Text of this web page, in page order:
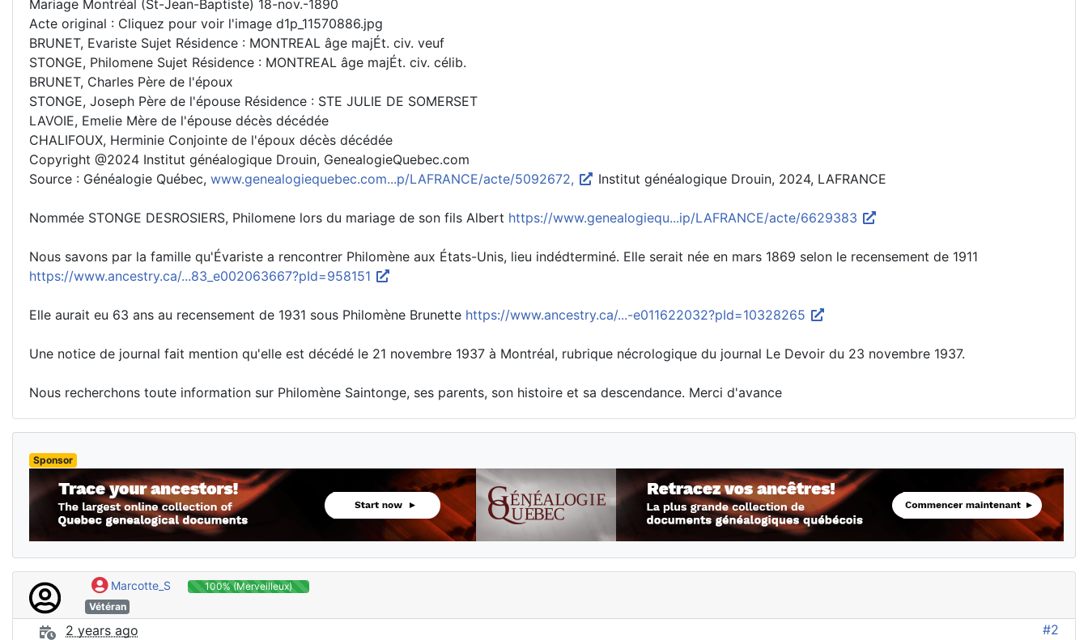
Mariage Montréal (St-Jean-Baptiste) 18-nov.-1890
Acte original : Cliquez pour voir l'image d1p_11570886.jpg
BRUNET, Evariste Sujet Résidence : MONTREAL âge majÉt. civ. veuf
STONGE, Philomene Sujet Résidence : MONTREAL âge majÉt. civ. célib.
BRUNET, Charles Père de l'époux
STONGE, Joseph Père de l'épouse Résidence : STE JULIE DE SOMERSET
LAVOIE, Emelie Mère de l'épouse décès décédée
CHALIFOUX, Herminie Conjointe de l'époux décès décédée
Copyright @2024 Institut généalogique Drouin, GenealogieQuebec.com
Source : Généalogie Québec, www.genealogiequebec.com...p/LAFRANCE/acte/5092672, Institut généalogique Drouin, 2024, LAFRANCE
Nommée STONGE DESROSIERS, Philomene lors du mariage de son fils Albert https://www.genealogiequ...ip/LAFRANCE/acte/6629383
Nous savons par la famille qu'Évariste a rencontrer Philomène aux États-Unis, lieu indédterminé. Elle serait née en mars 1869 selon le recensement de 1911
https://www.ancestry.ca/...83_e002063667?pId=958151
Elle aurait eu 63 ans au recensement de 1931 sous Philomène Brunette https://www.ancestry.ca/...-e011622032?pId=10328265
Une notice de journal fait mention qu'elle est décédé le 21 novembre 1937 à Montréal, rubrique nécrologique du journal Le Devoir du 23 novembre 1937.
Nous recherchons toute information sur Philomène Saintonge, ses parents, son histoire et sa descendance. Merci d'avance
Sponsor
Marcotte_S
100% (Merveilleux)
Vétéran
2 years ago #2